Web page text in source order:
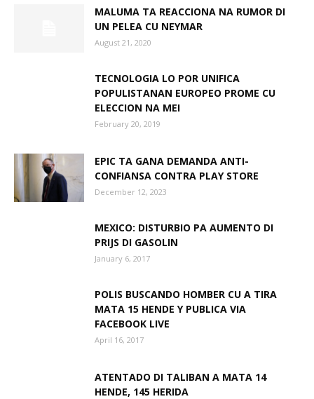
MALUMA TA REACCIONA NA RUMOR DI
UN PELEA CU NEYMAR
August 21, 2020
TECNOLOGIA LO POR UNIFICA
POPULISTANAN EUROPEO PROME CU
ELECCION NA MEI
February 20, 2019
EPIC TA GANA DEMANDA ANTI-
CONFIANSA CONTRA PLAY STORE
December 12, 2023
MEXICO: DISTURBIO PA AUMENTO DI
PRIJS DI GASOLIN
January 6, 2017
POLIS BUSCANDO HOMBER CU A TIRA
MATA 15 HENDE Y PUBLICA VIA
FACEBOOK LIVE
April 16, 2017
ATENTADO DI TALIBAN A MATA 14
HENDE, 145 HERIDA